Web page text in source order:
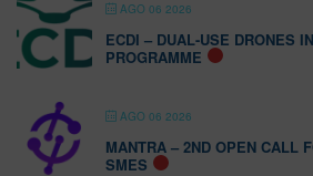
AGO 06 2026
ECDI – DUAL-USE DRONES
PROGRAMME
AGO 06 2026
MANTRA – 2ND OPEN CALL
SMES